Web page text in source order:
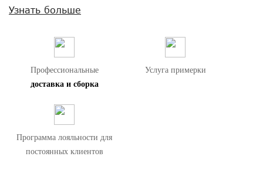
Внимание! Цвета предметов на изображениях могут отличаться из-за
Узнать больше
Профессиональные
доставка и сборка
Услуга примерки
Программа лояльности для
постоянных клиентов